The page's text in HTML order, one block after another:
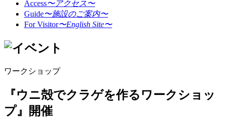
Access〜アクセス〜
Guide〜施設のご案内〜
For Visitor〜English Site〜
ワークショップ
『ウニ殻でクラゲを作るワークショッ
プ』開催